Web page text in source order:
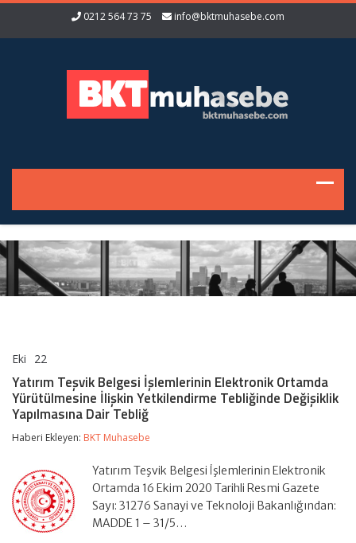
0212 564 73 75 info@bktmuhasebe.com
Eki 22
Belgesi
İşlemlerinin
Elektronik
Yürütülmesine
Yetkilendirme
Tebliğinde
Değişiklik
Yapılmasına
Dair
Yatırım Teşvik Belgesi İşlemlerinin Elektronik Ortamda
Yürütülmesine İlişkin Yetkilendirme Tebliğinde Değişiklik
Yapılmasına Dair Tebliğ
Haberi Ekleyen: BKT Muhasebe
Yatırım Teşvik Belgesi İşlemlerinin Elektronik
Ortamda 16 Ekim 2020 Tarihli Resmi Gazete
Sayı: 31276 Sanayi ve Teknoloji Bakanlığından:
MADDE 1 – 31/5…